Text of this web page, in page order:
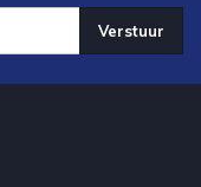
Verstuur